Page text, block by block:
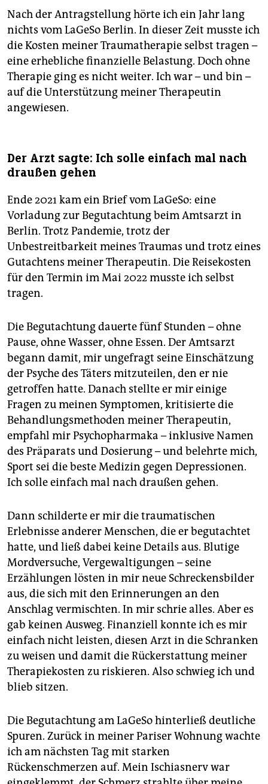
Haseloff (CDU), Bürgermeister Egbert Geier (SPD) und
der Bundesopferbeauftragte Roland Weber der Opfer
des Anschlags. Um 16 Uhr findet vor dem Tekiez, dem
Begegnungsort im ehemaliegen „Kiez-Döner“, ein
selbstbestimmtes, solidarisches Gedenken statt. In
Berlin ruft die „Initiative Antisemitismus und
Rassismus zusammen bekämpfen“ um 17.30 Uhr auf
dem Oranienplatz zu einer Kundgebung auf, bei der
Betroffenenbündnisse verschiedener rechter
Nach der Antragstellung hörte ich ein Jahr lang
nichts vom LaGeSo Berlin. In dieser Zeit musste ich
die Kosten meiner Traumatherapie selbst tragen –
eine erhebliche finanzielle Belastung. Doch ohne
Therapie ging es nicht weiter. Ich war – und bin –
auf die Unterstützung meiner Therapeutin
angewiesen.
Der Arzt sagte: Ich solle einfach mal nach
draußen gehen
Ende 2021 kam ein Brief vom LaGeSo: eine
Vorladung zur Begutachtung beim Amtsarzt in
Berlin. Trotz Pandemie, trotz der
Unbestreitbarkeit meines Traumas und trotz eines
Gutachtens meiner Therapeutin. Die Reisekosten
für den Termin im Mai 2022 musste ich selbst
tragen.
Die Begutachtung dauerte fünf Stunden – ohne
Pause, ohne Wasser, ohne Essen. Der Amtsarzt
begann damit, mir ungefragt seine Einschätzung
der Psyche des Täters mitzuteilen, den er nie
getroffen hatte. Danach stellte er mir einige
Fragen zu meinen Symptomen, kritisierte die
Behandlungsmethoden meiner Therapeutin,
empfahl mir Psychopharmaka – inklusive Namen
des Präparats und Dosierung – und belehrte mich,
Sport sei die beste Medizin gegen Depressionen.
Ich solle einfach mal nach draußen gehen.
Dann schilderte er mir die traumatischen
Erlebnisse anderer Menschen, die er begutachtet
hatte, und ließ dabei keine Details aus. Blutige
Mordversuche, Vergewaltigungen – seine
Erzählungen lösten in mir neue Schreckensbilder
aus, die sich mit den Erinnerungen an den
Anschlag vermischten. In mir schrie alles. Aber es
gab keinen Ausweg. Finanziell konnte ich es mir
einfach nicht leisten, diesen Arzt in die Schranken
zu weisen und damit die Rückerstattung meiner
Therapiekosten zu riskieren. Also schwieg ich und
blieb sitzen.
Die Begutachtung am LaGeSo hinterließ deutliche
Spuren. Zurück in meiner Pariser Wohnung wachte
ich am nächsten Tag mit starken
Rückenschmerzen auf. Mein Ischiasnerv war